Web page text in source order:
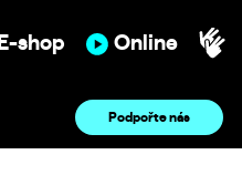
E-shop Online
Podpořte nás